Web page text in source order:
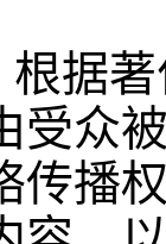
据著
受众
传播